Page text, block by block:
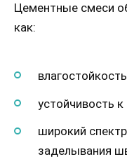
Цементные смеси
как:
устойчивость
широкий
заделывания